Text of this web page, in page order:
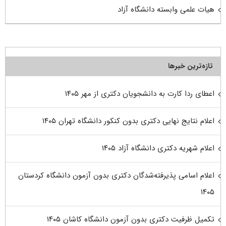
هیات علمی وابسته دانشگاه آزاد
تازه‌ترین خبرها
اعطای ردا کارت به دانشجویان دکتری از مهر ۱۴۰۵
اعلام نتایج نهایی دکتری بدون کنکور دانشگاه تهران ۱۴۰۵
اعلام شهریه دکتری دانشگاه آزاد ۱۴۰۵
اعلام اسامی پذیرفته‌شدگان دکتری بدون آزمون دانشگاه کردستان
۱۴۰۵
تکمیل ظرفیت دکتری بدون آزمون دانشگاه کاشان ۱۴۰۵